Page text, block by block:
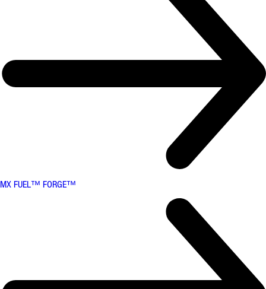
MX FUEL™ FORGE™